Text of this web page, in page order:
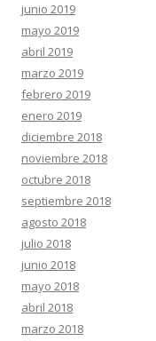
junio 2019
mayo 2019
abril 2019
marzo 2019
febrero 2019
enero 2019
diciembre 2018
noviembre 2018
octubre 2018
septiembre 2018
agosto 2018
julio 2018
junio 2018
mayo 2018
abril 2018
marzo 2018